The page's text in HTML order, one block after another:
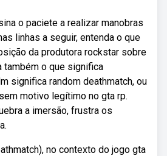
o paciete a realizar manobras
linhas a seguir, entenda o que
da produtora rockstar sobre
também o que significa
significa random deathmatch, ou
motivo legítimo no gta rp.
a imersão, frustra os
no contexto do jogo gta